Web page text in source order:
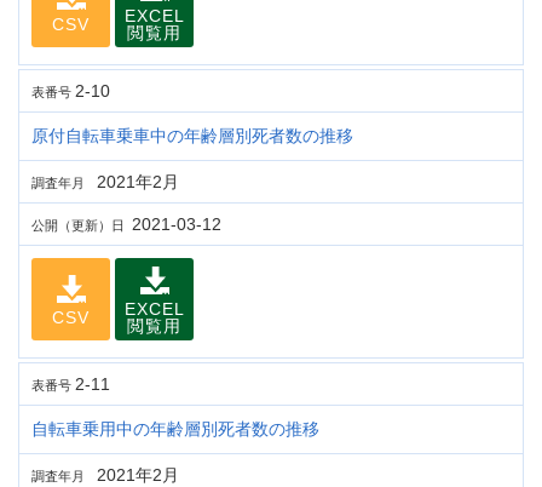
CSV
EXCEL
閲覧用
表番号 2-10
原付自転車乗車中の年齢層別死者数の推移
調査年月 2021年2月
公開（更新）日 2021-03-12
CSV
EXCEL
閲覧用
表番号 2-11
自転車乗用中の年齢層別死者数の推移
調査年月 2021年2月